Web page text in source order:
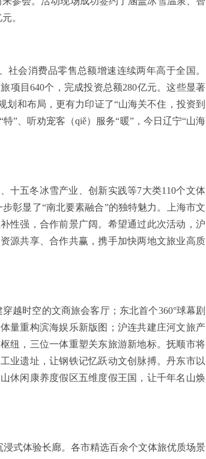
。
会消费品零售总额增速连续两年高于全国。
项目640个，完成投资总额280亿元。这些显著
和布局，更有力印证了“山海关不住，投资到
”、听劝宠客（qiě）服务“暖”，今日辽宁“山海
十五冬冰雪产业、创新实践等7大类110个文体
彰显了“南北要素融合”的独特魅力。上海市文
性强，合作前景广阔。希望通过此次活动，沪
源共享、合作共赢，携手加快两地文旅业高质
越时空的文商旅会客厅；东北首个360°球幕剧
量重构滨海娱乐新版图；沪连共建庄河文旅产
纽，三位一体重塑关东旅游新地标。抚顺市将
业遗址，让钢铁记忆跃动文创脉搏。丹东市以
休闲康养度假区五维度假王国，让千年名山焕
式体验长廊。各市精选百余个文体旅优质场景